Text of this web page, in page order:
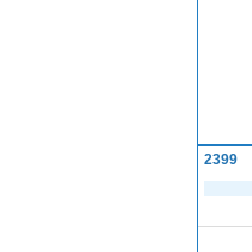
2399